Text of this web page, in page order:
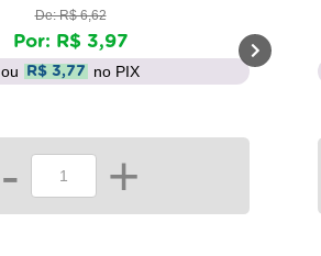
De: R$ 6,62
Por: R$ 3,97
ou R$ 3,77 no PIX
- +